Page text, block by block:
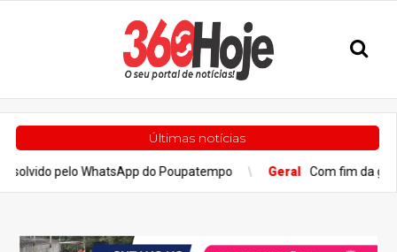
Últimas notícias
pelo WhatsApp do Poupatempo Geral Com fim da greve,